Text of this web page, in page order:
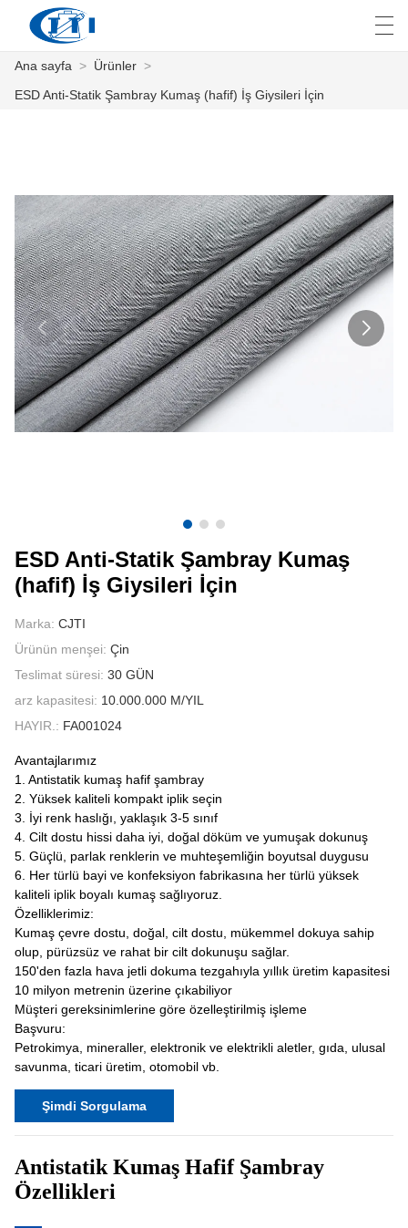
ÜRÜNLER
ÖZELLEŞTIRME
HAKKIMIZDA
HABER
ENDÜSTRI
BIZIMLE ILETIŞIME GEÇIN
العربية česky
Ana sayfa > Ürünler >
ESD Anti-Statik Şambray Kumaş (hafif) İş Giysileri İçin
ESD Anti-Statik Şambray Kumaş
(hafif) İş Giysileri İçin
Marka: CJTI
Ürünün menşei: Çin
Teslimat süresi: 30 GÜN
arz kapasitesi: 10.000.000 M/YIL
HAYIR.: FA001024
Avantajlarımız
1. Antistatik kumaş hafif şambray
2. Yüksek kaliteli kompakt iplik seçin
3. İyi renk haslığı, yaklaşık 3-5 sınıf
4. Cilt dostu hissi daha iyi, doğal döküm ve yumuşak dokunuş
5. Güçlü, parlak renklerin ve muhteşemliğin boyutsal duygusu
6. Her türlü bayi ve konfeksiyon fabrikasına her türlü yüksek
kaliteli iplik boyalı kumaş sağlıyoruz.
Özelliklerimiz:
Kumaş çevre dostu, doğal, cilt dostu, mükemmel dokuya sahip
olup, pürüzsüz ve rahat bir cilt dokunuşu sağlar.
150'den fazla hava jetli dokuma tezgahıyla yıllık üretim kapasitesi
10 milyon metrenin üzerine çıkabiliyor
Müşteri gereksinimlerine göre özelleştirilmiş işleme
Başvuru:
Petrokimya, mineraller, elektronik ve elektrikli aletler, gıda, ulusal
savunma, ticari üretim, otomobil vb.
Şimdi Sorgulama
Antistatik Kumaş Hafif Şambray
Özellikleri